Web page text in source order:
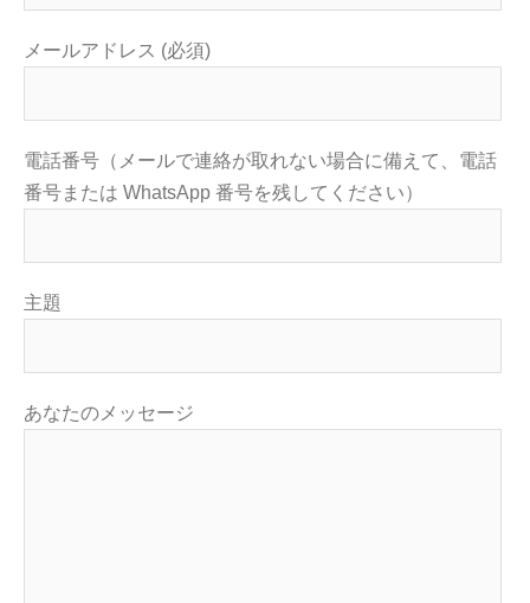
メールアドレス (必須)
電話番号（メールで連絡が取れない場合に備えて、電話
番号または WhatsApp 番号を残してください）
主題
あなたのメッセージ